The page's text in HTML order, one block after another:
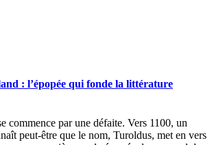
: l’épopée qui fonde la littérature
commence par une défaite. Vers 1100, un
peut-être que le nom, Turoldus, met en vers